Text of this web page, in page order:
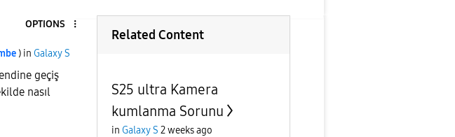
OPTIONS
) in Galaxy S
geçiş
nasıl
Related Content
S25 ultra Kamera
kumlanma Sorunu
in Galaxy S 2 weeks ago